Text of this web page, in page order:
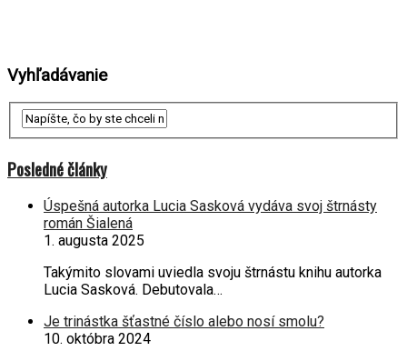
Vyhľadávanie
Posledné články
Úspešná autorka Lucia Sasková vydáva svoj štrnásty
román Šialená
1. augusta 2025
Takýmito slovami uviedla svoju štrnástu knihu autorka
Lucia Sasková. Debutovala…
Je trinástka šťastné číslo alebo nosí smolu?
10. októbra 2024